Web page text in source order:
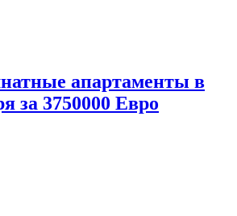
апартаменты в
за 3750000 Евро